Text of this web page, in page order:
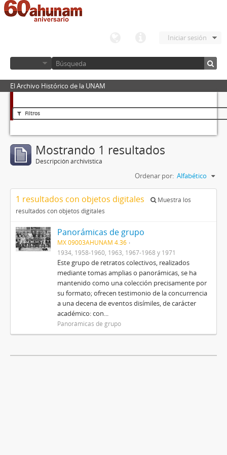
Iniciar sesión
El Archivo Histórico de la UNAM
Filtros
Mostrando 1 resultados
Descripción archivística
Ordenar por: Alfabético
1 resultados con objetos digitales
Muestra los
resultados con objetos digitales
Panorámicas de grupo
MX 09003AHUNAM 4.36
1934, 1958-1960, 1963, 1967-1968 y 1971
Este grupo de retratos colectivos, realizados
mediante tomas amplias o panorámicas, se ha
mantenido como una colección precisamente por
su formato; ofrecen testimonio de la concurrencia
a una decena de eventos disímiles, de carácter
académico: con...
Panorámicas de grupo